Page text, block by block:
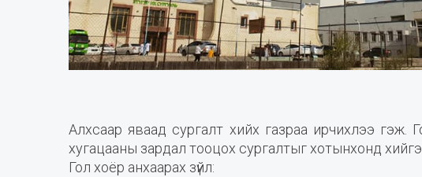
Алхсаар яваад сургалт хийх газраа ирчихлээ гэж.
хугацааны зардал тооцох сургалтыг хотынхонд
Гол хоёр анхаарах зүйл: